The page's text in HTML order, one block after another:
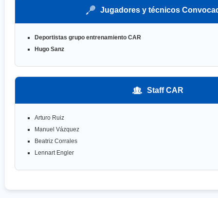
Jugadores y técnicos
Deportistas grupo entrenamiento CAR
Hugo Sanz
Staff CAR
Arturo Ruiz
Manuel Vázquez
Beatriz Corrales
Lennart Engler